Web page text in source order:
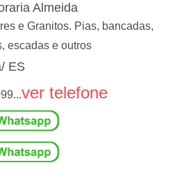
Almeida
e Granitos. Pias, bancadas,
escadas e outros
ES
ver telefone